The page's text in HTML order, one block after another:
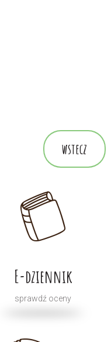
wstecz
E-dziennik
sprawdź oceny